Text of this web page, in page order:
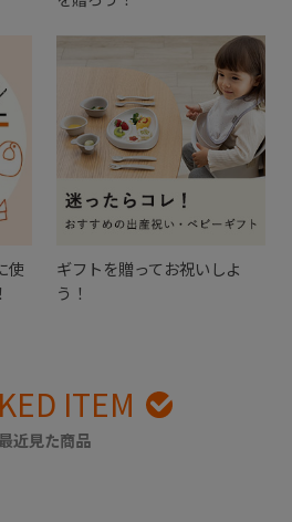
使
ギフトを贈ってお祝いしよ
う！
ITEM
最近見た商品